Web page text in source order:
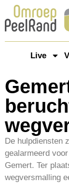
Live
De hulpdiensten
gealarmeerd
Gemert. Ter
wegversmalling